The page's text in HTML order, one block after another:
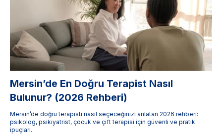
Mersin’de En Doğru Terapist Nasıl
Bulunur? (2026 Rehberi)
Mersin’de doğru terapisti nasıl seçeceğinizi anlatan 2026 rehberi:
psikolog, psikiyatrist, çocuk ve çift terapisi için güvenli ve pratik
ipuçları.